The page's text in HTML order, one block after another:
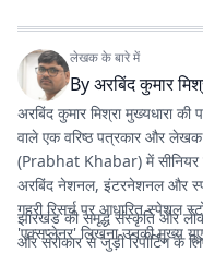
लेखक के बारे में
Byअरबिंद कुमार
अरबिंद कुमार मिश्रा मुख्यधारा
वाले एक वरिष्ठ पत्रकार और लेखक
(Prabhat Khabar) में सीनियर
अरबिंद नेशनल, इंटरनेशनल और
गहरी रिसर्च पर आधारित स्पेशल
'एक्सप्लेनर' लिखना उनकी मुख्य
झारखंड की समृद्ध संस्कृति और
और सरोकार से जुड़ी रिपोर्टिंग के